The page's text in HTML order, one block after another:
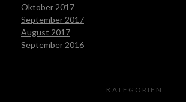
Oktober 2017
September 2017
August 2017
September 2016
KATEGORIEN